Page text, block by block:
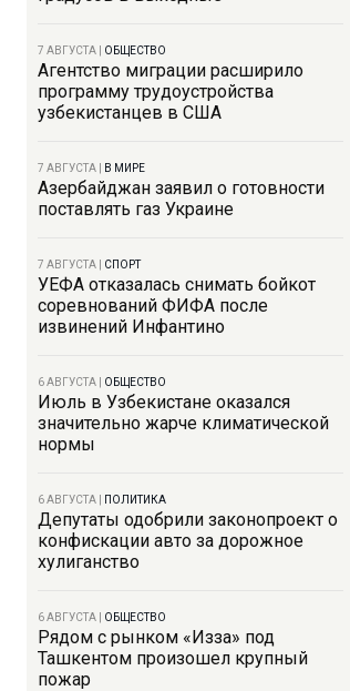
7 АВГУСТА ОБЩЕСТВО
Агентство миграции расширило
программу трудоустройства
узбекистанцев в США
7 АВГУСТА В МИРЕ
Азербайджан заявил о готовности
поставлять газ Украине
7 АВГУСТА СПОРТ
УЕФА отказалась снимать бойкот
соревнований ФИФА после
извинений Инфантино
6 АВГУСТА ОБЩЕСТВО
Июль в Узбекистане оказался
значительно жарче климатической
нормы
6 АВГУСТА ПОЛИТИКА
Депутаты одобрили законопроект о
конфискации авто за дорожное
хулиганство
6 АВГУСТА ОБЩЕСТВО
Рядом с рынком «Изза» под
Ташкентом произошел крупный
пожар